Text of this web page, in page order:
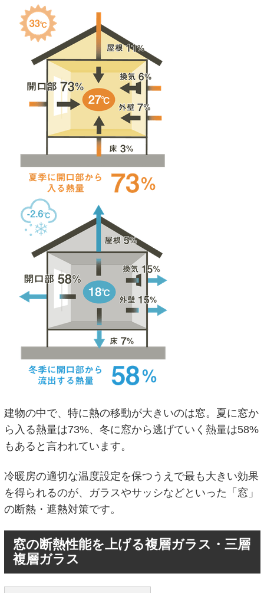
建物の中で、特に熱の移動が大きいのは窓。夏に窓か
ら入る熱量は73%、冬に窓から逃げていく熱量は58%
もあると言われています。
冷暖房の適切な温度設定を保つうえで最も大きい効果
を得られるのが、ガラスやサッシなどといった「窓」
の断熱・遮熱対策です。
窓の断熱性能を上げる複層ガラス・三層
複層ガラス